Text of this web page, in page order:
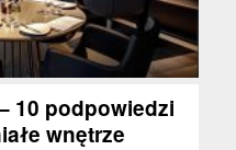
10 podpowiedzi
wnętrze